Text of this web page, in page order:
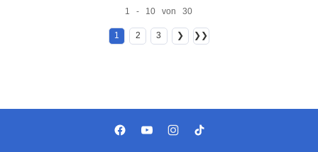
1 - 10 von 30
1 2 3 ❯ ❯❯